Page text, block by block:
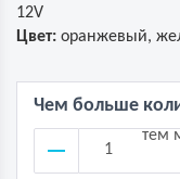
12V
Цвет: оранжевый,
Чем больше
тем